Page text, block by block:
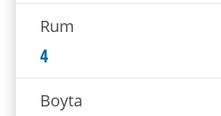
Rum
4
Boyta